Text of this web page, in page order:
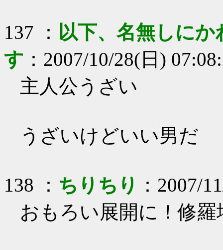
137 ： 以下、名無しに
す ： 2007/10/28(日)
主人公うざい
うざいけどいい男だ
138 ： ちりちり ： 2007/
おもろい展開に！修